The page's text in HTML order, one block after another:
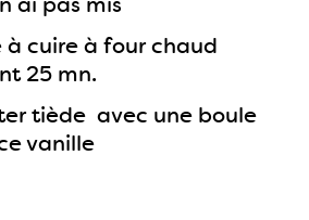
cuire à four chaud
25 mn.
tiède avec une boule
vanille